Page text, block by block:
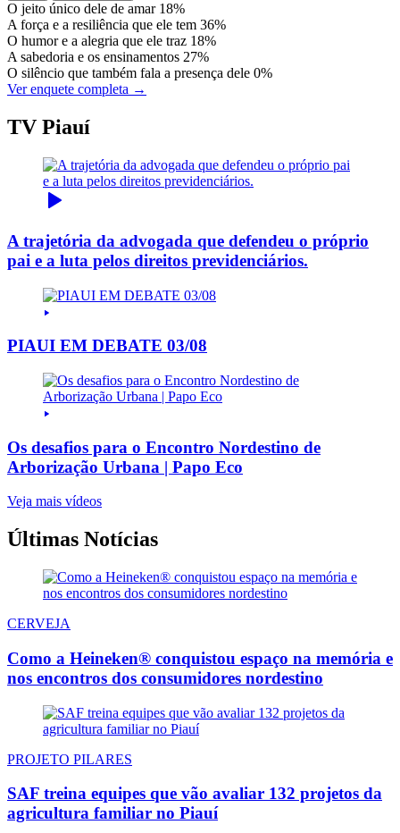
O jeito único dele de amar 18%
A força e a resiliência que ele tem 36%
O humor e a alegria que ele traz 18%
A sabedoria e os ensinamentos 27%
O silêncio que também fala a presença dele 0%
Ver enquete completa →
TV Piauí
A trajetória da advogada que defendeu o próprio
pai e a luta pelos direitos previdenciários.
PIAUI EM DEBATE 03/08
Os desafios para o Encontro Nordestino de
Arborização Urbana | Papo Eco
Veja mais vídeos
Últimas Notícias
CERVEJA
Como a Heineken® conquistou espaço na memória e
nos encontros dos consumidores nordestino
PROJETO PILARES
SAF treina equipes que vão avaliar 132 projetos da
agricultura familiar no Piauí